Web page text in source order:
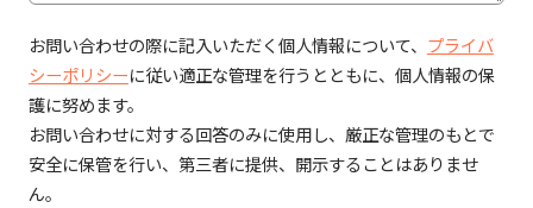
お問い合わせの際に記入いただく個人情報について、 プライバ
シーポリシーに従い適正な管理を行うとともに、個人情報の保
護に努めます。
お問い合わせに対する回答のみに使用し、厳正な管理のもとで
安全に保管を行い、第三者に提供、開示することはありませ
ん。